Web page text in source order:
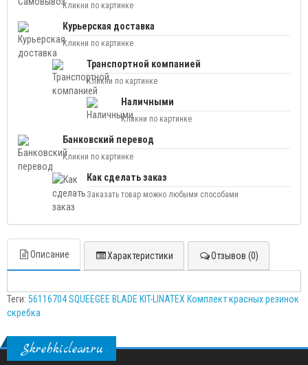
Кликни по картинке
Курьерская доставка
Кликни по картинке
Транспортной компанией
Кликни по картинке
Наличными
Кликни по картинке
Банковский перевод
Кликни по картинке
Как сделать заказ
Заказать товар можно любыми способами
Описание Характеристики Отзывов (0)
Теги: 56116704 SQUEEGEE BLADE KIT-LINATEX Комплект красных резинок
скребка
Skrebkiclean.ru